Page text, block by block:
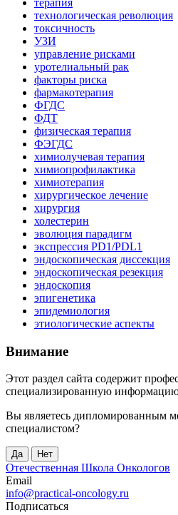
технологическая революция
токсичность
УЗИ
управление рисками
уротелиальный рак
факторы риска
фармакотерапия
ФГДС
ФДТ
физическая терапия
ФЭГДС
химиолучевая терапия
химиопрофилактика
химиотерапия
хирургическое лечение
хирургия
холестерин
эволюция парадигм
экспрессия PD1/PDL1
эндоскопическая диссекция
эндоскопическая резекция
эндоскопия
эпигенетика
эпидемиология
этиологические аспекты
Внимание
Этот раздел сайта содержит
специализированную
Вы являетесь дипломированным
специалистом?
Да Нет
Отечественная Школа Онкологов
Email
info@practical-oncology.ru
Подписаться